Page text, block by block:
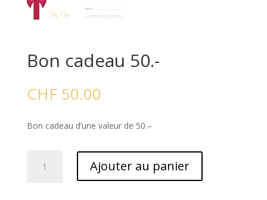
Bon cadeau 50.-
CHF50.00
Bon cadeau d’une valeur de 50.–
Ajouter au panier